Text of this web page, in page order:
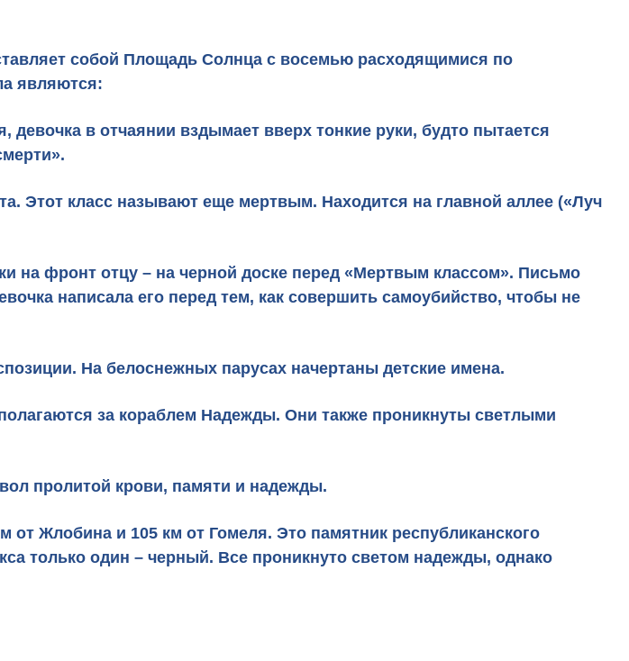
собой Площадь Солнца с восемью расходящимися по
являются:
девочка в отчаянии вздымает вверх тонкие руки, будто пытается
Этот класс называют еще мертвым. Находится на главной аллее («Луч
на фронт отцу – на черной доске перед «Мертвым классом». Письмо
написала его перед тем, как совершить самоубийство, чтобы не
На белоснежных парусах начертаны детские имена.
за кораблем Надежды. Они также проникнуты светлыми
пролитой крови, памяти и надежды.
от Жлобина и 105 км от Гомеля. Это памятник республиканского
только один – черный. Все проникнуто светом надежды, однако